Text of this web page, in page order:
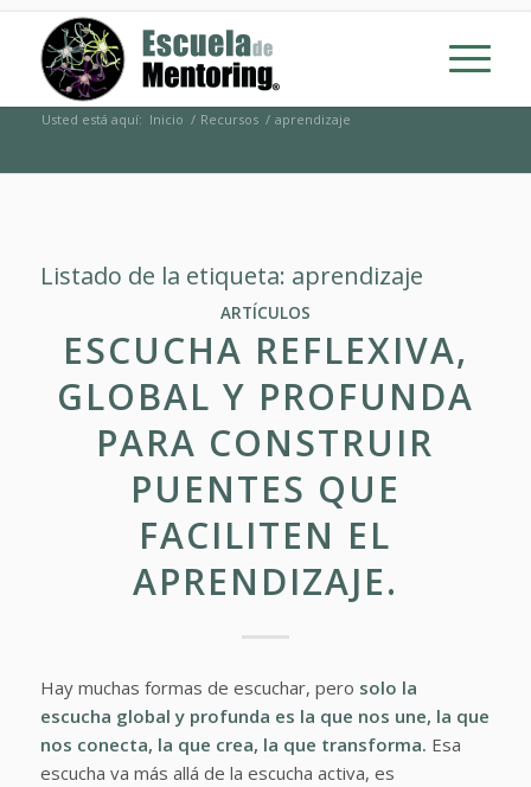
Usted está aquí: Inicio / Recursos / aprendizaje
Listado de la etiqueta: aprendizaje
ARTÍCULOS
ESCUCHA REFLEXIVA,
GLOBAL Y PROFUNDA
PARA CONSTRUIR
PUENTES QUE
FACILITEN EL
APRENDIZAJE.
Hay muchas formas de escuchar, pero solo la
escucha global y profunda es la que nos une, la que
nos conecta, la que crea, la que transforma. Esa
escucha va más allá de la escucha activa, es